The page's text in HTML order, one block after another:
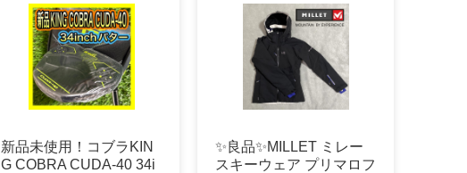
新品未使用！コブラKIN
G COBRA CUDA-40 34i
✨良品✨MILLET ミレー
スキーウェア プリマロフ